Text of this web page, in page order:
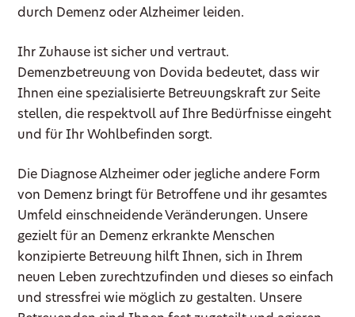
durch Demenz oder Alzheimer leiden.
Ihr Zuhause ist sicher und vertraut.
Demenzbetreuung von Dovida bedeutet, dass wir
Ihnen eine spezialisierte Betreuungskraft zur Seite
stellen, die respektvoll auf Ihre Bedürfnisse eingeht
und für Ihr Wohlbefinden sorgt.
Die Diagnose Alzheimer oder jegliche andere Form
von Demenz bringt für Betroffene und ihr gesamtes
Umfeld einschneidende Veränderungen. Unsere
gezielt für an Demenz erkrankte Menschen
konzipierte Betreuung hilft Ihnen, sich in Ihrem
neuen Leben zurechtzufinden und dieses so einfach
und stressfrei wie möglich zu gestalten. Unsere